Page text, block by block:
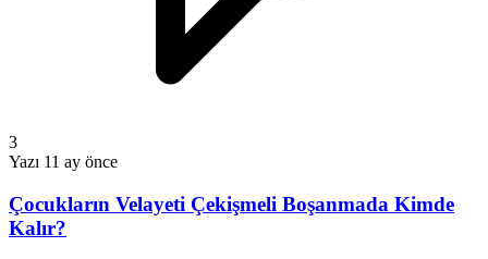
3
Yazı 11 ay önce
Çocukların Velayeti Çekişmeli Boşanmada Kimde
Kalır?